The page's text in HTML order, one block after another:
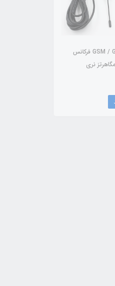
آنتن GSM / GPRS فرکانس